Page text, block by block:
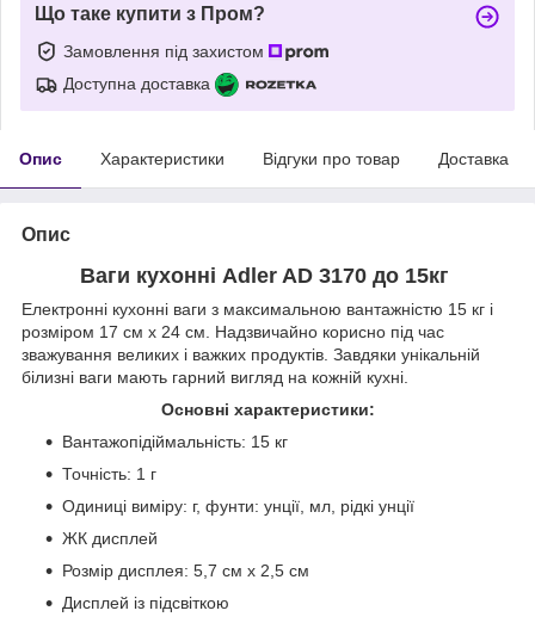
Що таке купити з Пром?
Замовлення під захистом
Доступна доставка
Опис Характеристики Відгуки про товар Доставка
Опис
Ваги кухонні Adler AD 3170 до 15кг
Електронні кухонні ваги з максимальною вантажністю 15 кг і
розміром 17 см х 24 см. Надзвичайно корисно під час
зважування великих і важких продуктів. Завдяки унікальній
білизні ваги мають гарний вигляд на кожній кухні.
Основні характеристики:
Вантажопідіймальність: 15 кг
Точність: 1 г
Одиниці виміру: г, фунти: унції, мл, рідкі унції
ЖК дисплей
Розмір дисплея: 5,7 см х 2,5 см
Дисплей із підсвіткою